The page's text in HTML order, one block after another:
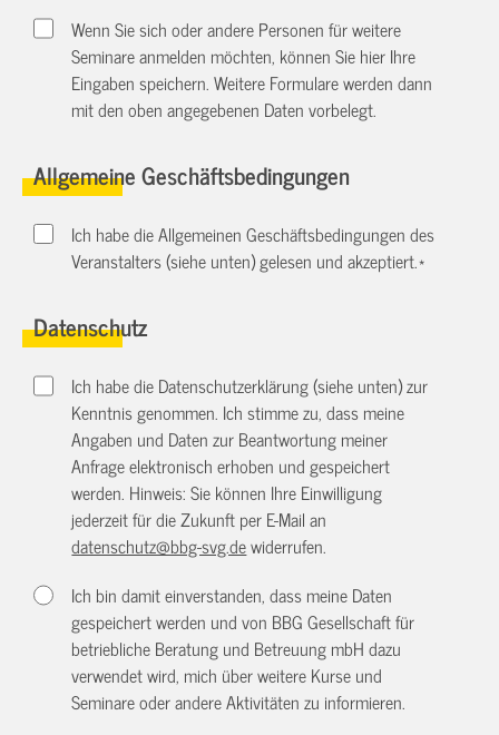
Wenn Sie sich oder andere Personen für weitere
Seminare anmelden möchten, können Sie hier Ihre
Eingaben speichern. Weitere Formulare werden dann
mit den oben angegebenen Daten vorbelegt.
Allgemeine Geschäftsbedingungen
Ich habe die Allgemeinen Geschäftsbedingungen des
Veranstalters (siehe unten) gelesen und akzeptiert.*
Datenschutz
Ich habe die Datenschutzerklärung (siehe unten) zur
Kenntnis genommen. Ich stimme zu, dass meine
Angaben und Daten zur Beantwortung meiner
Anfrage elektronisch erhoben und gespeichert
werden. Hinweis: Sie können Ihre Einwilligung
jederzeit für die Zukunft per E-Mail an
datenschutz@bbg-svg.dewiderrufen.
Ich bin damit einverstanden, dass meine Daten
gespeichert werden und von BBG Gesellschaft für
betriebliche Beratung und Betreuung mbH dazu
verwendet wird, mich über weitere Kurse und
Seminare oder andere Aktivitäten zu informieren.